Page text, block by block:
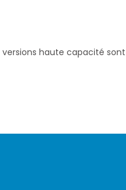
haute capacité